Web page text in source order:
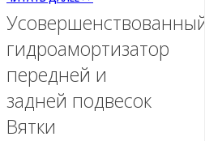
гидроамортизатор
передней и
задней подвесок
Вятки